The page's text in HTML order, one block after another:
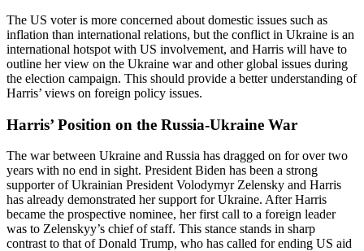
The US voter is more concerned about domestic issues such as
inflation than international relations, but the conflict in Ukraine is an
international hotspot with US involvement, and Harris will have to
outline her view on the Ukraine war and other global issues during
the election campaign. This should provide a better understanding of
Harris’ views on foreign policy issues.
Harris’ Position on the Russia-Ukraine War
The war between Ukraine and Russia has dragged on for over two
years with no end in sight. President Biden has been a strong
supporter of Ukrainian President Volodymyr Zelensky and Harris
has already demonstrated her support for Ukraine. After Harris
became the prospective nominee, her first call to a foreign leader
was to Zelenskyy’s chief of staff. This stance stands in sharp
contrast to that of Donald Trump, who has called for ending US aid